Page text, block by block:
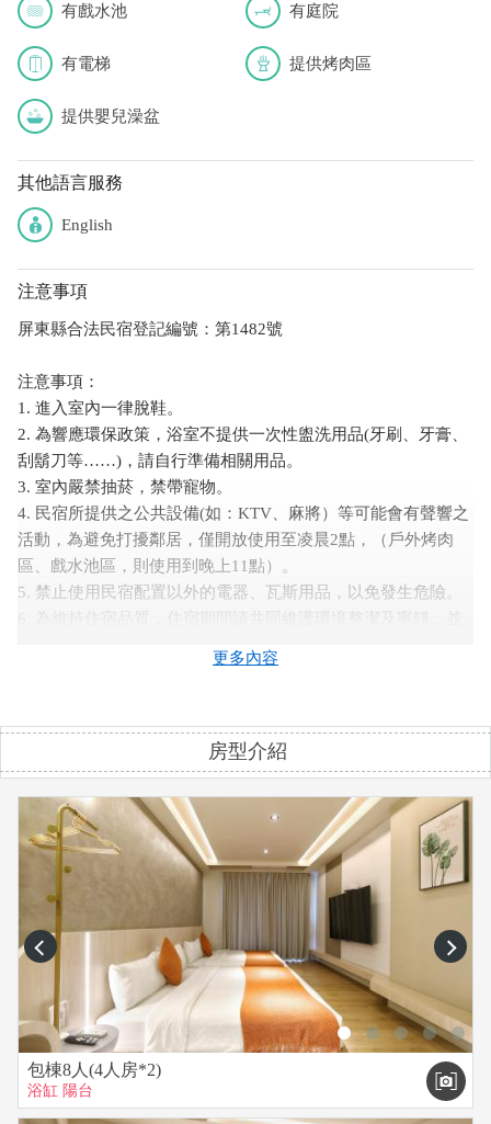
有戲水池 有庭院
有電梯 提供烤肉區
提供嬰兒澡盆
其他語言服務
English
注意事項
屏東縣合法民宿登記編號：第1482號
注意事項：
1. 進入室內一律脫鞋。
2. 為響應環保政策，浴室不提供一次性盥洗用品(牙刷、牙膏、
刮鬍刀等……)，請自行準備相關用品。
3. 室內嚴禁抽菸，禁帶寵物。
4. 民宿所提供之公共設備(如：KTV、麻將）等可能會有聲響之
活動，為避免打擾鄰居，僅開放使用至凌晨2點，（戶外烤肉
區、戲水池區，則使用到晚上11點）。
5. 禁止使用民宿配置以外的電器、瓦斯用品，以免發生危險。
7. 入住時間為 16:00，如需提早寄放行李、超過 18:00 後入住請
8. 退房時間為 11:00 前。
9. 入住時將預收5000押金，於退房後24小時內設備檢查無損害
後退還，民宿所提供設備為全新設備，請愛惜使用。
10. 為維護旅客安全及住宿品質，部分公區（如客廳、樓梯等）
設有監視器。
11. 嚴禁施放煙火、爆竹等危險物品，違者押金全額沒收。
12. 戲水池之使用，大人必須全程陪同兒童戲水，部分磁磚濕滑
請勿跳水、奔跑！
13. 本館提供兩個專屬車位，如有超過可找巷口共用車位停車，
車輛安全請自行負責管理。
14. 本館絕對禁止吸毒開趴，違者押金全額沒收，報警處理。
15. 本館室內室外等裝飾品，請勿觸摸，如有損壞照價賠償。
16. 如欲租用美式烤肉爐（瓦斯型），需額外加收500元清潔
費。包含烤肉夾2支，剪刀一把，錫箔紙、5公斤瓦斯一桶。烤
肉爐使用完，請確實把瓦斯桶關上，以保安全！
17.去海邊玩沙回來，請勿直接進去民宿室內，請到民宿戶外戲
更多內容
房型介紹
prev next
包棟8人(4人房*2)
浴缸 陽台